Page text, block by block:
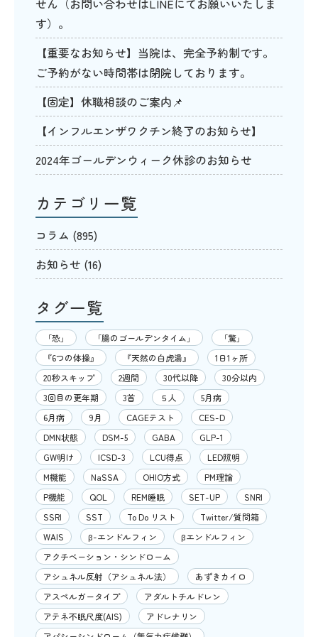
せん（お問い合わせはLINEにてお願いいたしま
す）。
【重要なお知らせ】当院は、完全予約制です。
ご予約がない時間帯は閉院しております。
【固定】休職相談のご案内📌
【インフルエンザワクチン終了のお知らせ】
2024年ゴールデンウィーク休診のお知らせ
カテゴリ一覧
コラム (895)
お知らせ (16)
タグ一覧
「恐」 「腸のゴールデンタイム」
「驚」
『6つの体操』
『天然の白虎湯』
1日1ヶ所
20秒スキップ
2週間 30代以降
30分以内
3回目の更年期
3首 ５人
5月病
6月病
9月 CAGEテスト
CES-D
DMN状態
DSM-5 GABA
GLP-1
GW明け
ICSD-3 LCU得点
LED照明
M機能
NaSSA OHIO方式
PM理論
P機能
QOL REM睡眠 SET-UP
SNRI
SSRI
SST To Do リスト
Twitter/質問箱
WAIS
β-エンドルフィン
βエンドルフィン
アクチベーション・シンドローム
アシュネル反射（アシュネル法）
あずきカイロ
アスペルガータイプ
アダルトチルドレン
アテネ不眠尺度(AIS)
アドレナリン